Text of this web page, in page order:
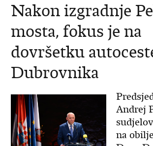
Nakon izgradnje
mosta, fokus je na
dovršetku
Dubrovnika
Andrej
na